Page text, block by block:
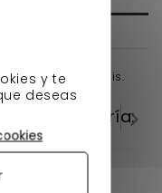
sans permis.
categoría:
y te
deseas